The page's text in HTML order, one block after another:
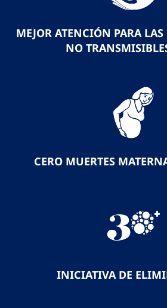
MEJOR ATENCIÓN PARA LAS
NO
CERO MUERTES
INICIATIVA DE